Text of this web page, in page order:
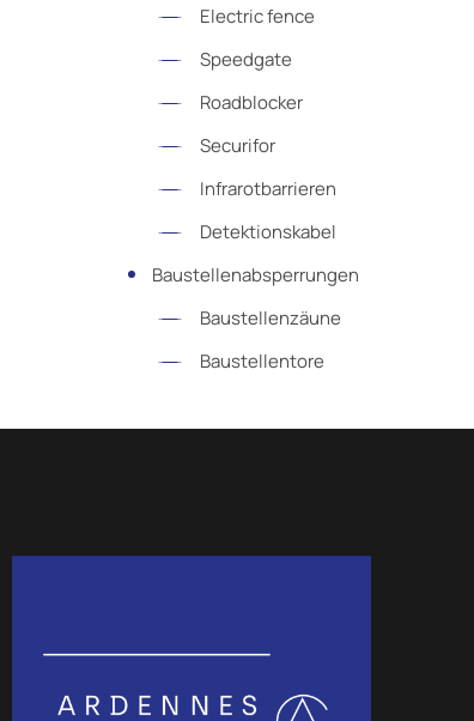
Electric fence
Speedgate
Roadblocker
Securifor
Infrarotbarrieren
Detektionskabel
Baustellenabsperrungen
Baustellenzäune
Baustellentore